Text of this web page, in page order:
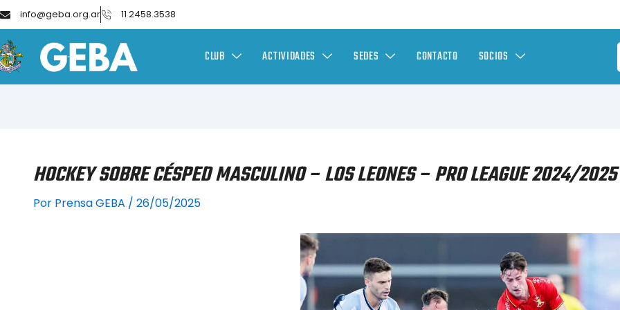
info@geba.org.ar 11 2458.3538
CLUB ACTIVIDADES SEDES CONTACTO SOCIOS
HOCKEY SOBRE CÉSPED MASCULINO – LOS LEONES – PRO LEAGUE 2024/2025
Por Prensa GEBA / 26/05/2025